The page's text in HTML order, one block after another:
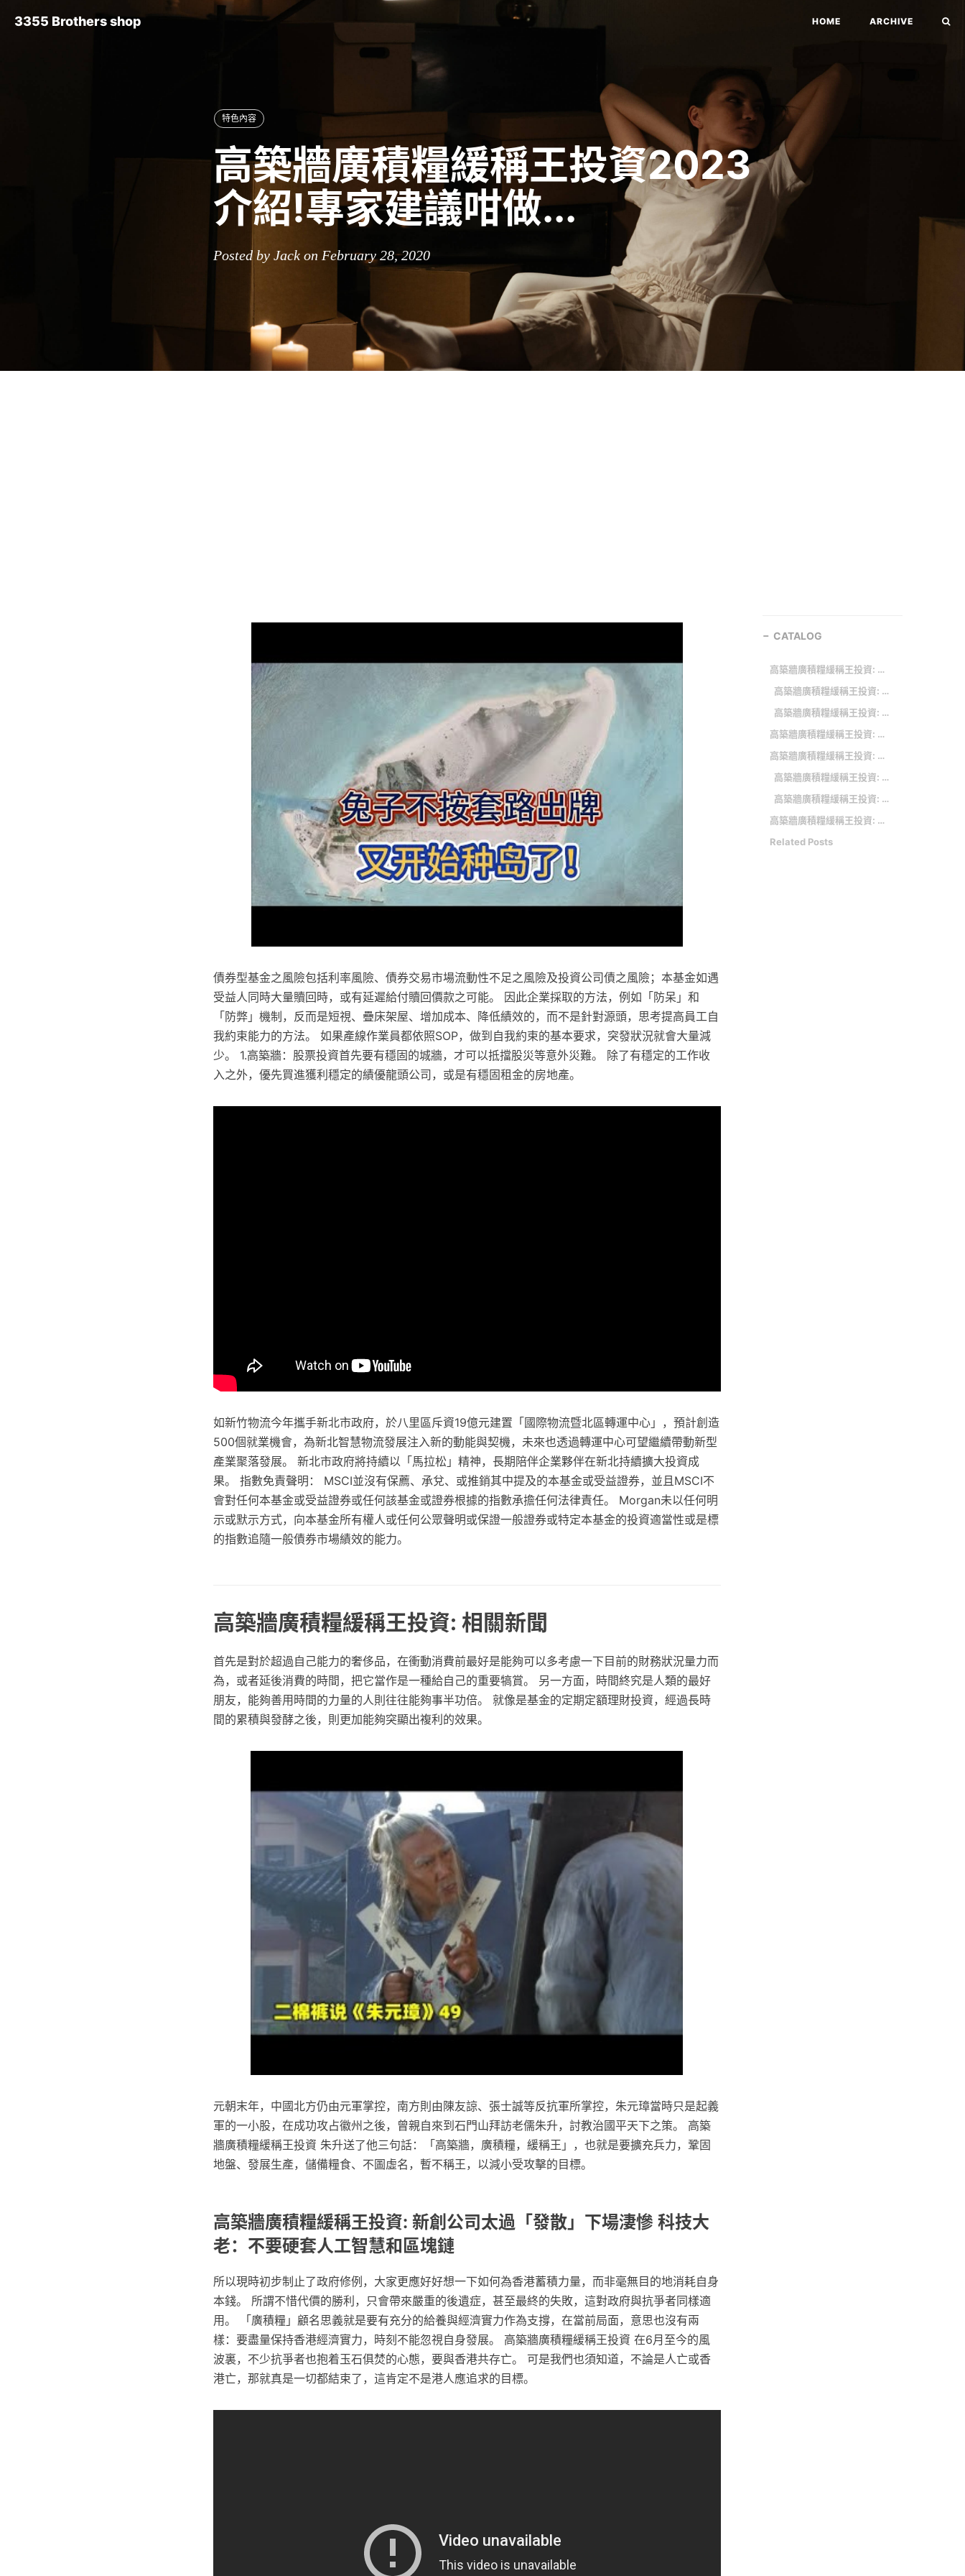
3355 Brothers shop HOME ARCHIVE
特色內容
高築牆廣積糧緩稱王投資2023
介紹!專家建議咁做...
Posted by Jack on February 28, 2020
債券型基金之風險包括利率風險、債券交易市場流動性不足之風險及投資公司債之風險；本基金如遇
受益人同時大量贖回時，或有延遲給付贖回價款之可能。 因此企業採取的方法，例如「防呆」和
「防弊」機制，反而是短視、疊床架屋、增加成本、降低績效的，而不是針對源頭，思考提高員工自
我約束能力的方法。 如果產線作業員都依照SOP，做到自我約束的基本要求，突發狀況就會大量減
少。 1.高築牆：股票投資首先要有穩固的城牆，才可以抵擋股災等意外災難。 除了有穩定的工作收
入之外，優先買進獲利穩定的績優龍頭公司，或是有穩固租金的房地產。
如新竹物流今年攜手新北市政府，於八里區斥資19億元建置「國際物流暨北區轉運中心」，預計創造
500個就業機會，為新北智慧物流發展注入新的動能與契機，未來也透過轉運中心可望繼續帶動新型
產業聚落發展。 新北市政府將持續以「馬拉松」精神，長期陪伴企業夥伴在新北持續擴大投資成
果。 指數免責聲明： MSCI並沒有保薦、承兌、或推銷其中提及的本基金或受益證券，並且MSCI不
會對任何本基金或受益證券或任何該基金或證券根據的指數承擔任何法律責任。 Morgan未以任何明
示或默示方式，向本基金所有權人或任何公眾聲明或保證一般證券或特定本基金的投資適當性或是標
的指數追隨一般債券市場績效的能力。
高築牆廣積糧緩稱王投資: 相關新聞
首先是對於超過自己能力的奢侈品，在衝動消費前最好是能夠可以多考慮一下目前的財務狀況量力而
為，或者延後消費的時間，把它當作是一種給自己的重要犒賞。 另一方面，時間終究是人類的最好
朋友，能夠善用時間的力量的人則往往能夠事半功倍。 就像是基金的定期定額理財投資，經過長時
間的累積與發酵之後，則更加能夠突顯出複利的效果。
元朝末年，中國北方仍由元軍掌控，南方則由陳友諒、張士誠等反抗軍所掌控，朱元璋當時只是起義
軍的一小股，在成功攻占徽州之後，曾親自來到石門山拜訪老儒朱升，討教治國平天下之策。 高築
牆廣積糧緩稱王投資 朱升送了他三句話：「高築牆，廣積糧，緩稱王」，也就是要擴充兵力，鞏固
地盤、發展生產，儲備糧食、不圖虛名，暫不稱王，以減小受攻擊的目標。
高築牆廣積糧緩稱王投資: 新創公司太過「發散」下場淒慘 科技大
老：不要硬套人工智慧和區塊鏈
所以現時初步制止了政府修例，大家更應好好想一下如何為香港蓄積力量，而非毫無目的地消耗自身
本錢。 所謂不惜代價的勝利，只會帶來嚴重的後遺症，甚至最終的失敗，這對政府與抗爭者同樣適
用。 「廣積糧」顧名思義就是要有充分的給養與經濟實力作為支撐，在當前局面，意思也沒有兩
樣：要盡量保持香港經濟實力，時刻不能忽視自身發展。 高築牆廣積糧緩稱王投資 在6月至今的風
波裏，不少抗爭者也抱着玉石俱焚的心態，要與香港共存亡。 可是我們也須知道，不論是人亡或香
港亡，那就真是一切都結束了，這肯定不是港人應追求的目標。
CATALOG
高築牆廣積糧緩稱王投資: 相關新聞
高築牆廣積糧緩稱王投資: 新創公司太過「發散」下場淒慘 科技大老：不要硬套人工智慧和區塊鏈
高築牆廣積糧緩稱王投資: 企業經營的困境
高築牆廣積糧緩稱王投資: 相關詞條
高築牆廣積糧緩稱王投資: 基金產品
高築牆廣積糧緩稱王投資: 朱元璋：高築牆！廣積糧！緩稱王！
高築牆廣積糧緩稱王投資: 累積薪水、股利、利息
高築牆廣積糧緩稱王投資: 美國2大鋼廠恐整併！年銷美鋼材近百萬公噸 台灣3大廠繃緊神經
Related Posts